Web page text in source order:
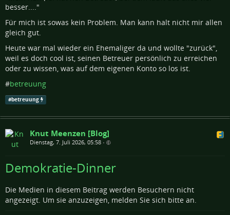
besser...."
Für mich ist sowas kein Problem. Man kann halt nicht mir allen
gleich gut.
Heute war mal wieder ein Ehemaliger da und wollte "zurück",
weil es doch cool ist, seinen Betreuer persönlich zu erreichen
oder zu wissen, was auf dem eigenen Konto so los ist.
#betreuung
#betreuung
Knut Meenzen [Blog]
Dienstag, 7. Juli 2026, 05:58 •
Demokratie-Dinner
Die Medien in diesem Beitrag werden Besuchern nicht
angezeigt. Um sie anzuzeigen, melden Sie sich bitte an.